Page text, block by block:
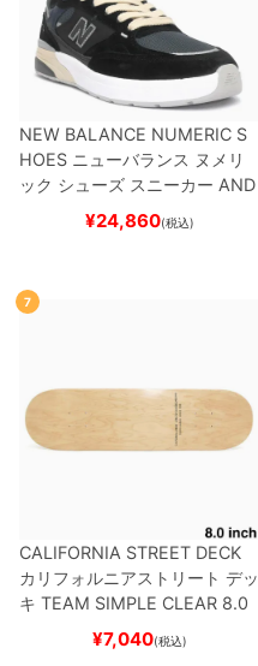
NEW BALANCE NUMERIC S
HOES ニューバランス ヌメリ
ック シューズ スニーカー AND
REW REYNOLDS 933
BLACK/NAVYスケートボ
¥24,860(税込)
7
CALIFORNIA STREET DECK
カリフォルニアストリート デッ
キ TEAM SIMPLE CLEAR 8.0
ブランク（DSM）
ード スケボー
¥7,040(税込)